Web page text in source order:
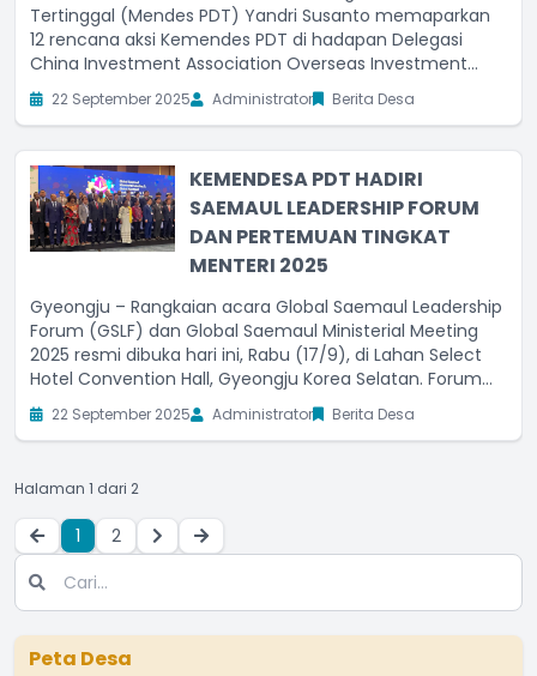
Tertinggal (Mendes PDT) Yandri Susanto memaparkan
12 rencana aksi Kemendes PDT di hadapan Delegasi
China Investment Association Overseas Investment
Union (CIAOIU). Ia menjelaskan seluruh poin berikut
dengan peluang kerja sama yang bisa dilaksanakan
22 September 2025 Administrator Berita Desa
KEMENDESA PDT HADIRI
SAEMAUL LEADERSHIP FORUM
DAN PERTEMUAN TINGKAT
MENTERI 2025
Gyeongju – Rangkaian acara Global Saemaul Leadership
Forum (GSLF) dan Global Saemaul Ministerial Meeting
2025 resmi dibuka hari ini, Rabu (17/9), di Lahan Select
Hotel Convention Hall, Gyeongju Korea Selatan. Forum
internasional ini menjadi wadah bagi 46 negara yang
tergabung dalam jaringan Saemaul
22 September 2025 Administrator Berita Desa
Halaman 1 dari 2
1 2
Peta Desa